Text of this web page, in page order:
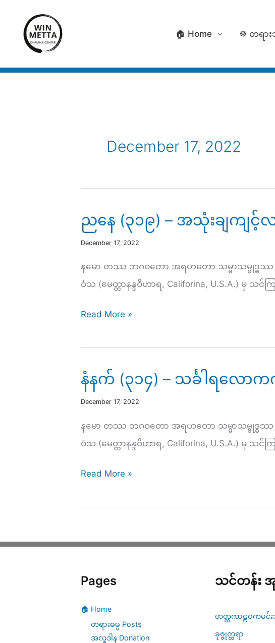
content
🏠 Home ☸️ တရာ
December 17, 2022
ညနေ (၃၁၉) – အသုံးချကျင့်လ
December 17, 2022
နမော တဿ ဘဂဝတော အရဟတော သမ္မာသမ္ဗုဒ္ဓဿ (
ဝံသ (မေတ္တာနန္ဒဝိဟာရ, Califorina, U.S.A.) မှ သင်
ညနေ
–
အသုံးချ
ကျင့်
လမ်း
ပ
ဌာ
(၅၀)
အာဟာရ
စ္
ယော(၂)
Read More »
နံနက် (၃၁၄) – သင်္ခါရလေ
December 17, 2022
နမော တဿ ဘဂဝတော အရဟတော သမ္မာသမ္ဗုဒ္ဓဿ (
ဝံသ (မေတ္တာနန္ဒဝိဟာရ, Califorina, U.S.A.) မှ
နံနက်
–
ကို
သဘော
အောင်
Read More »
Pages
🏠 Home
တရားဓမ္မ Posts
အလှူဒါန Donation
သင်တန်း
ဟတ္ထကာဠဝကမင်း
ခုဇ္ဇုတ္တရာ